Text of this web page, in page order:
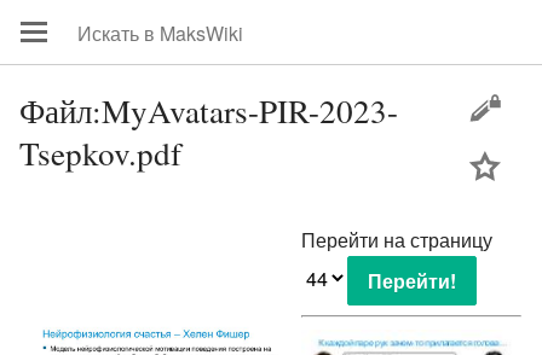
Файл:MyAvatars-PIR-2023-
Tsepkov.pdf
Перейти на страницу